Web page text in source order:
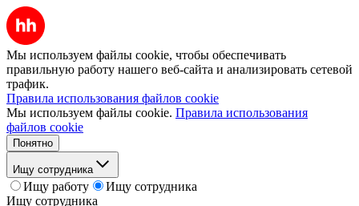
Мы используем файлы cookie, чтобы обеспечивать
правильную работу нашего веб-сайта и анализировать сетевой
трафик.
Правила использования файлов cookie
Мы используем файлы cookie. Правила использования
файлов cookie
Понятно
Ищу сотрудника
Ищу работу
Ищу сотрудника
Ищу сотрудника